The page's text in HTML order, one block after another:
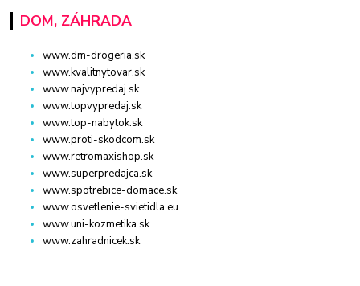
DOM, ZÁHRADA
www.dm-drogeria.sk
www.kvalitnytovar.sk
www.najvypredaj.sk
www.topvypredaj.sk
www.top-nabytok.sk
www.proti-skodcom.sk
www.retromaxishop.sk
www.superpredajca.sk
www.spotrebice-domace.sk
www.osvetlenie-svietidla.eu
www.uni-kozmetika.sk
www.zahradnicek.sk